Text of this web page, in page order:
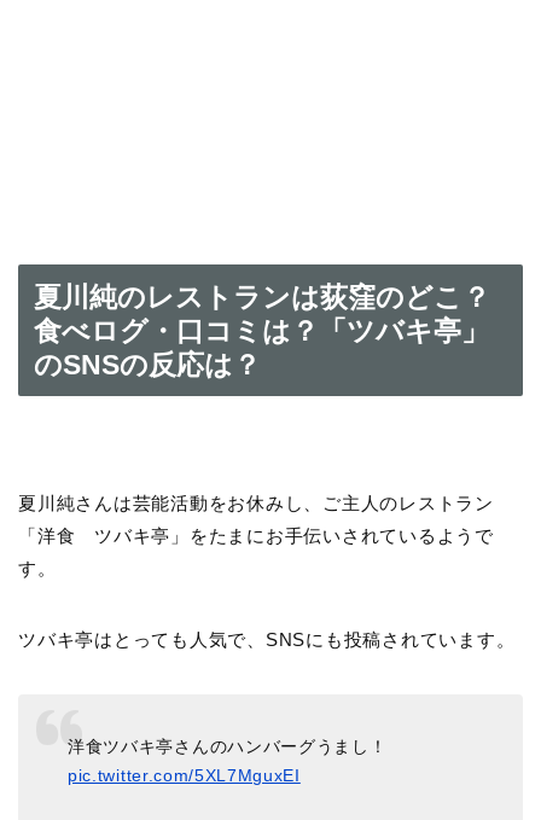
夏川純のレストランは荻窪のどこ？
食べログ・口コミは？「ツバキ亭」
のSNSの反応は？
夏川純さんは芸能活動をお休みし、ご主人のレストラン
「洋食 ツバキ亭」をたまにお手伝いされているようで
す。
ツバキ亭はとっても人気で、SNSにも投稿されています。
洋食ツバキ亭さんのハンバーグうまし！
pic.twitter.com/5XL7MguxEI